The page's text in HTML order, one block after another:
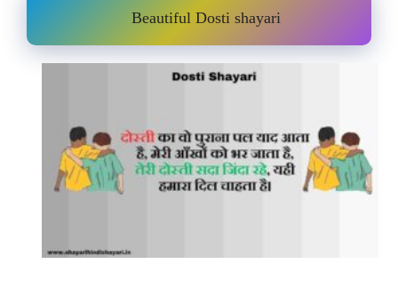
Beautiful Dosti shayari